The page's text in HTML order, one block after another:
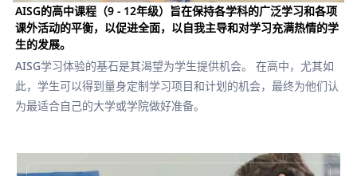
AISG的高中课程（9 - 12年级）旨在保持各学科的广泛学习和各项
课外活动的平衡，以促进全面，以自我主导和对学习充满热情的学
生的发展。
AISG学习体验的基石是其渴望为学生提供机会。 在高中，尤其如
此，学生可以得到量身定制学习项目和计划的机会，最终为他们认
为最适合自己的大学或学院做好准备。